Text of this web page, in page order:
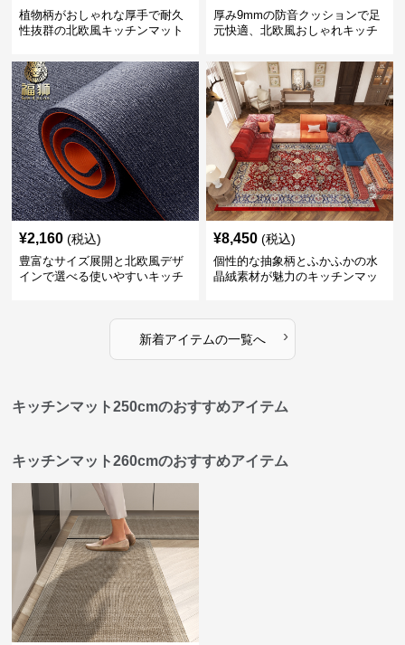
植物柄がおしゃれな厚手で耐久
性抜群の北欧風キッチンマット
厚み9mmの防音クッションで足
元快適、北欧風おしゃれキッチ
¥2,160 (税込)
豊富なサイズ展開と北欧風デザ
インで選べる使いやすいキッチ
¥8,450 (税込)
個性的な抽象柄とふかふかの水
晶絨素材が魅力のキッチンマッ
新着アイテムの一覧へ ›
キッチンマット250cmのおすすめアイテム
キッチンマット260cmのおすすめアイテム